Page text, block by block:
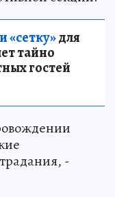
«сетку»для
тайно
гостей
-